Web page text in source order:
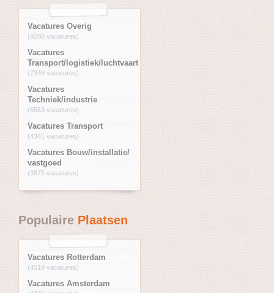
Vacatures Overig
(9288 vacatures)
Vacatures
Transport/logistiek/luchtvaart
(7348 vacatures)
Vacatures
Techniek/industrie
(6563 vacatures)
Vacatures Transport
(4341 vacatures)
Vacatures Bouw/installatie/
vastgoed
(3875 vacatures)
PopulairePlaatsen
Vacatures Rotterdam
(4519 vacatures)
Vacatures Amsterdam